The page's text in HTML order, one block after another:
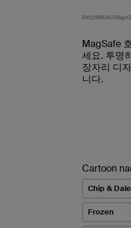
SKU:
MagSafe
세요. 투명
장자리 디
니다.
Cartoon
Chip & Dale
Frozen